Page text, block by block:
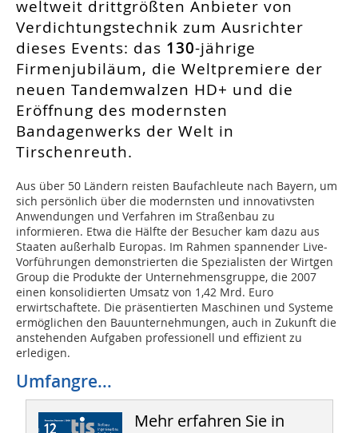
weltweit drittgrößten Anbieter von
Verdichtungstechnik zum Ausrichter
dieses Events: das 130-jährige
Firmenjubiläum, die Weltpremiere der
neuen Tandemwalzen HD+ und die
Eröffnung des modernsten
Bandagenwerks der Welt in
Tirschenreuth.
Aus über 50 Ländern reisten Baufachleute nach Bayern, um
sich persönlich über die modernsten und innovativsten
Anwendungen und Verfahren im Straßenbau zu
informieren. Etwa die Hälfte der Besucher kam dazu aus
Staaten außerhalb Europas. Im Rahmen spannender Live-
Vorführungen demonstrierten die Spezialisten der Wirtgen
Group die Produkte der Unternehmensgruppe, die 2007
einen konsolidierten Umsatz von 1,42 Mrd. Euro
erwirtschaftete. Die präsentierten Maschinen und Systeme
ermöglichen den Bauunternehmungen, auch in Zukunft die
anstehenden Aufgaben professionell und effizient zu
erledigen.
Umfangre...
Mehr erfahren Sie in